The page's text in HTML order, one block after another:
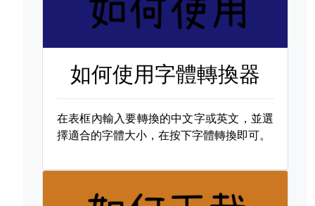
如何使用字體轉換器
在表框內輸入要轉換的中文字或英文，並選
擇適合的字體大小，在按下字體轉換即可。